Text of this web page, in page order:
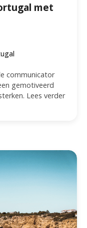
met
communicator
gemotiveerd
Lees verder